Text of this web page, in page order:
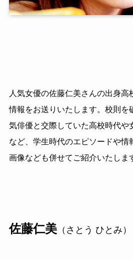
人気女優の佐藤仁美さんの出身高
情報をお送りいたします。校則を
気俳優と交際していた高校時代や
など、学生時代のエピソードや情
画像なども併せてご紹介いたしま
佐藤仁美（さとう ひとみ）